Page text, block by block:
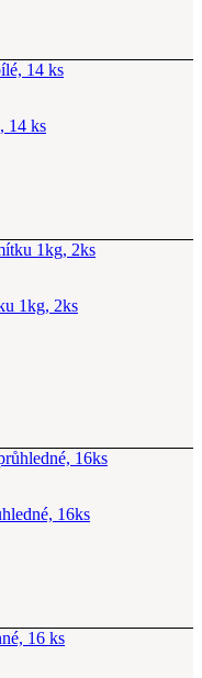
14 ks
1kg, 2ks
16ks